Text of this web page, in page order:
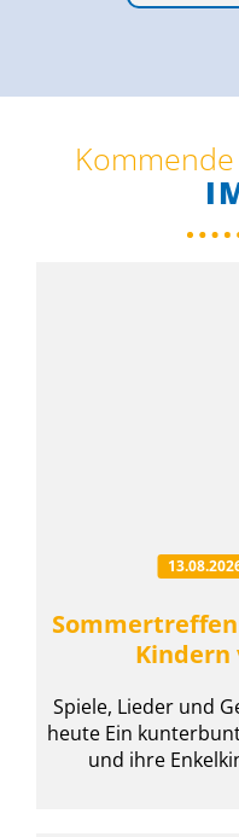
Kindern
Spiele, Lieder und
heute Ein
und ihre